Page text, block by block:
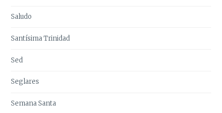
Saludo
Santísima Trinidad
Sed
Seglares
Semana Santa